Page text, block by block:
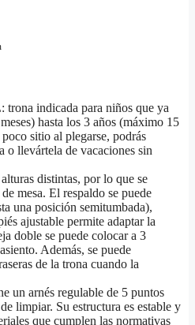
indicada para niños que ya
hasta los 3 años (máximo 15
sitio al plegarse, podrás
o llevártela de vacaciones sin
distintas, por lo que se
mesa. El respaldo se puede
una posición semitumbada),
ajustable permite adaptar la
doble se puede colocar a 3
Además, se puede
de la trona cuando la
un arnés regulable de 5 puntos
limpiar. Su estructura es estable y
que cumplen las normativas